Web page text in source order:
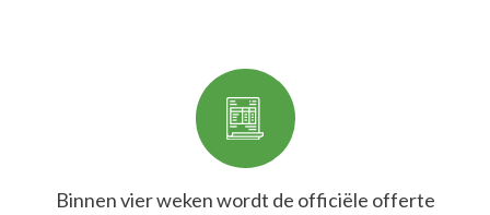
Binnen vier weken wordt de officiële offerte